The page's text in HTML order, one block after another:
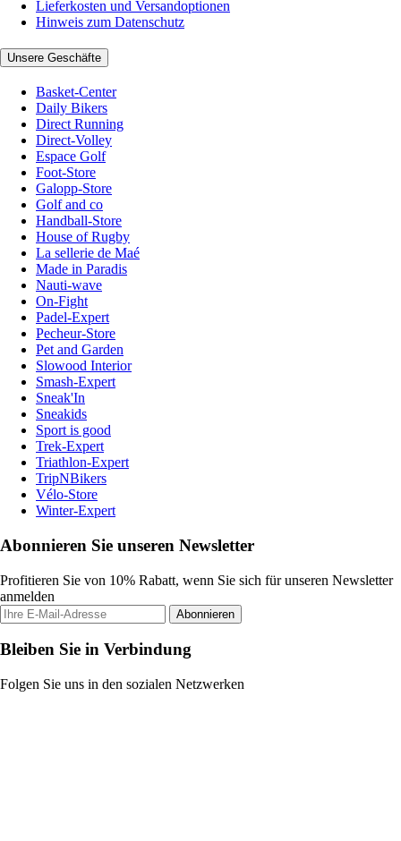
Lieferkosten und Versandoptionen
Hinweis zum Datenschutz
Unsere Geschäfte
Basket-Center
Daily Bikers
Direct Running
Direct-Volley
Espace Golf
Foot-Store
Galopp-Store
Golf and co
Handball-Store
House of Rugby
La sellerie de Maé
Made in Paradis
Nauti-wave
On-Fight
Padel-Expert
Pecheur-Store
Pet and Garden
Slowood Interior
Smash-Expert
Sneak'In
Sneakids
Sport is good
Trek-Expert
Triathlon-Expert
TripNBikers
Vélo-Store
Winter-Expert
Abonnieren Sie unseren Newsletter
Profitieren Sie von 10% Rabatt, wenn Sie sich für unseren Newsletter
anmelden
Abonnieren
Bleiben Sie in Verbindung
Folgen Sie uns in den sozialen Netzwerken